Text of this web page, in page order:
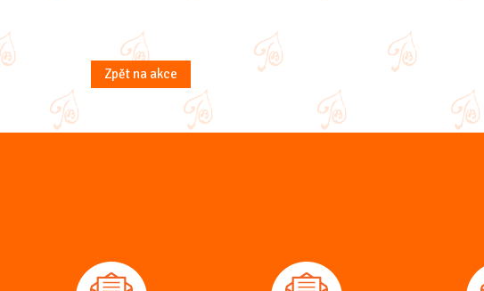
Zpět na akce